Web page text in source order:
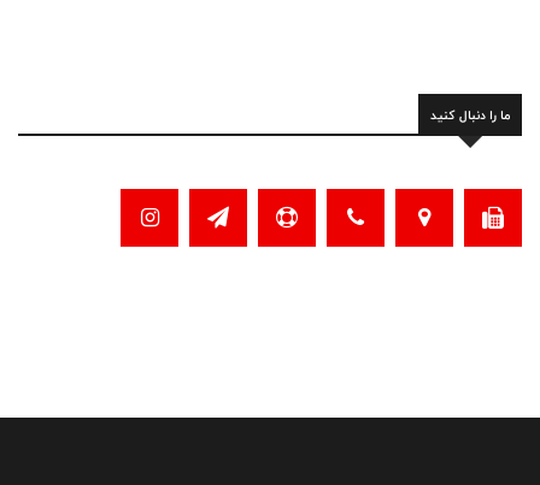
ما را دنبال کنید